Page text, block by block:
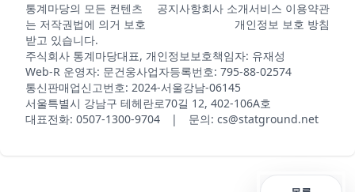
통계마당의 모든 컨텐츠
는 저작권법에 의거 보호
받고 있습니다.
공지사항회사 소개서비스 이용약관
개인정보 보호 방침
주식회사 통계마당대표, 개인정보보호책임자: 유재성
Web-R 운영자: 문건웅사업자등록번호: 795-88-02574
통신판매업신고번호: 2024-서울강남-06145
서울특별시 강남구 테헤란로70길 12, 402-106A호
대표전화: 0507-1300-9704 | 문의: cs@statground.net